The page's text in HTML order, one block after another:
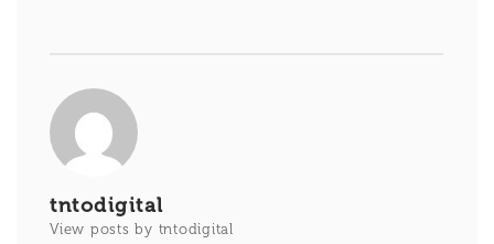
tntodigital
View posts by tntodigital